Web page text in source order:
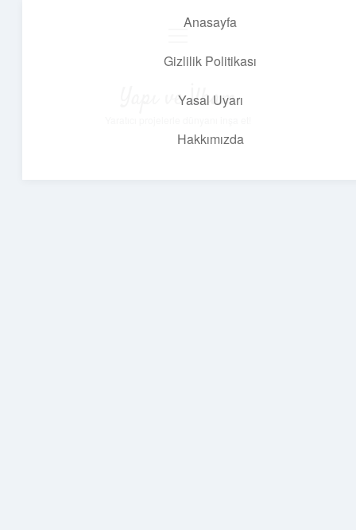
Anasayfa
Gizlilik Politikası
Yasal Uyarı
Hakkımızda
Yapı ve İlham